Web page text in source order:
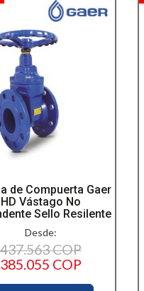
de Compuerta Gaer
HD Vástago No
Sello Resilente
Desde:
437.563 COP
385.055 COP